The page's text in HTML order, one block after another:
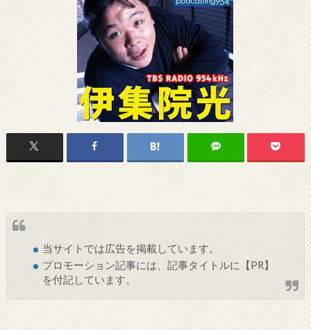
当サイトでは広告を掲載しています。
プロモーション記事には、記事タイトルに【PR】
を付記しています。